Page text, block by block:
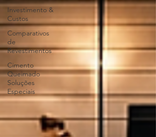
Investimento &
Custos
Comparativos
de
Revestimentos
Cimento
Queimado
Soluções
Especiais